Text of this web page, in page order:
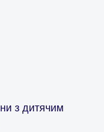
з дитячим